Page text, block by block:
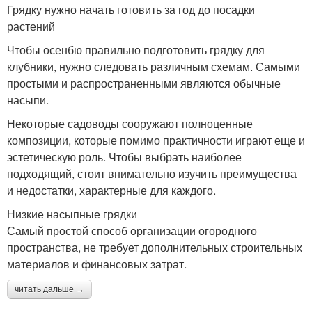
Грядку нужно начать готовить за год до посадки
растений
Чтобы осенбю правильно подготовить грядку для
клубники, нужно следовать различным схемам. Самыми
простыми и распространенными являются обычные
насыпи.
Некоторые садоводы сооружают полноценные
композиции, которые помимо практичности играют еще и
эстетическую роль. Чтобы выбрать наиболее
подходящий, стоит внимательно изучить преимущества
и недостатки, характерные для каждого.
Низкие насыпные грядки
Самый простой способ организации огородного
пространства, не требует дополнительных строительных
материалов и финансовых затрат.
читать дальше →